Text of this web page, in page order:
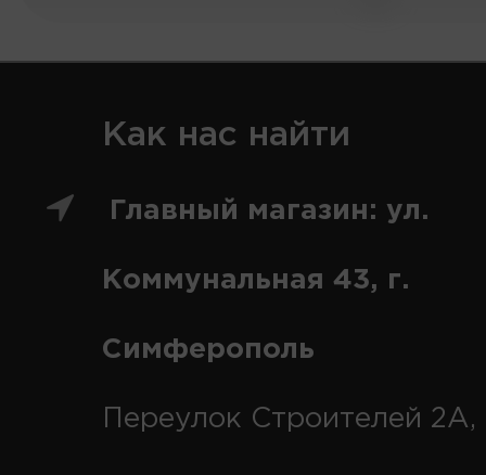
Как нас найти
Главный магазин: ул.
Коммунальная 43, г.
Симферополь
Переулок Строителей 2А,